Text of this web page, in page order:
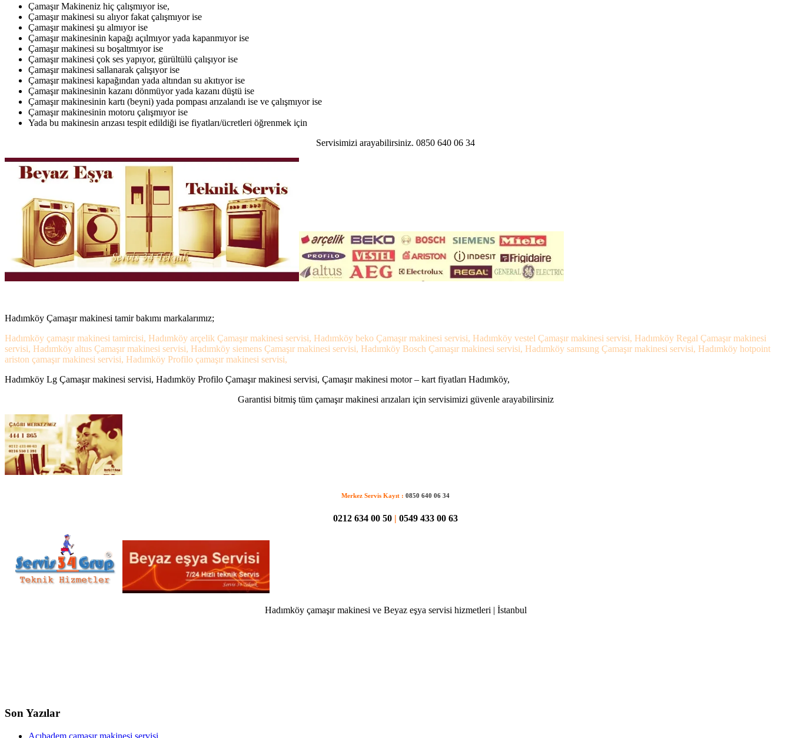
Çamaşır Makineniz hiç çalışmıyor ise,
Çamaşır makinesi su alıyor fakat çalışmıyor ise
Çamaşır makinesi şu almıyor ise
Çamaşır makinesinin kapağı açılmıyor yada kapanmıyor ise
Çamaşır makinesi su boşaltmıyor ise
Çamaşır makinesi çok ses yapıyor, gürültülü çalışıyor ise
Çamaşır makinesi sallanarak çalışıyor ise
Çamaşır makinesi kapağından yada altından su akıtıyor ise
Çamaşır makinesinin kazanı dönmüyor yada kazanı düştü ise
Çamaşır makinesinin kartı (beyni) yada pompası arızalandı ise ve çalışmıyor ise
Çamaşır makinesinin motoru çalışmıyor ise
Yada bu makinesin arızası tespit edildiği ise fiyatları/ücretleri öğrenmek için
Servisimizi arayabilirsiniz. 0850 640 06 34
Hadımköy Çamaşır makinesi tamir bakımı markalarımız;
Hadımköy çamaşır makinesi tamircisi, Hadımköy arçelik Çamaşır makinesi servisi, Hadımköy beko Çamaşır makinesi servisi, Hadımköy vestel Çamaşır makinesi servisi, Hadımköy Regal Çamaşır makinesi
servisi, Hadımköy altus Çamaşır makinesi servisi, Hadımköy siemens Çamaşır makinesi servisi, Hadımköy Bosch Çamaşır makinesi servisi, Hadımköy samsung Çamaşır makinesi servisi, Hadımköy hotpoint
ariston çamaşır makinesi servisi, Hadımköy Profilo çamaşır makinesi servisi,
Hadımköy Lg Çamaşır makinesi servisi, Hadımköy Profilo Çamaşır makinesi servisi, Çamaşır makinesi motor – kart fiyatları Hadımköy,
Garantisi bitmiş tüm çamaşır makinesi arızaları için servisimizi güvenle arayabilirsiniz
Merkez Servis Kayıt : 0850 640 06 34
0212 634 00 50 0549 433 00 63
Hadımköy çamaşır makinesi ve Beyaz eşya servisi hizmetleri | İstanbul
Son Yazılar
Acıbadem çamaşır makinesi servisi